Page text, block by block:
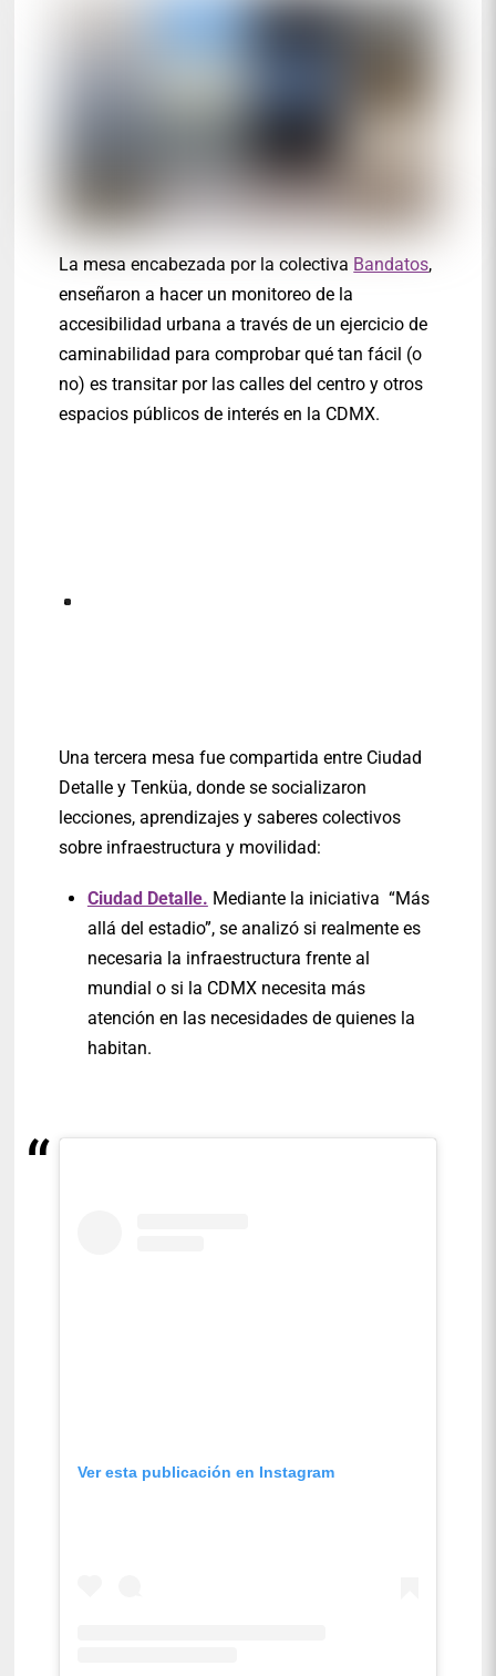
La mesa encabezada por la colectiva Bandatos,
enseñaron a hacer un monitoreo de la
accesibilidad urbana a través de un ejercicio de
caminabilidad para comprobar qué tan fácil (o
no) es transitar por las calles del centro y otros
espacios públicos de interés en la CDMX.
Una tercera mesa fue compartida entre Ciudad
Detalle y Tenküa, donde se socializaron
lecciones, aprendizajes y saberes colectivos
sobre infraestructura y movilidad:
Ciudad Detalle. Mediante la iniciativa “Más
allá del estadio”, se analizó si realmente es
necesaria la infraestructura frente al
mundial o si la CDMX necesita más
atención en las necesidades de quienes la
habitan.
Ver esta publicación en Instagram